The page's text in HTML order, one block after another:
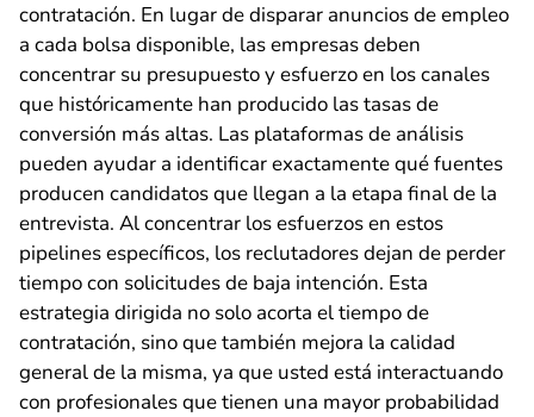
contratación. En lugar de disparar anuncios de empleo
a cada bolsa disponible, las empresas deben
concentrar su presupuesto y esfuerzo en los canales
que históricamente han producido las tasas de
conversión más altas. Las plataformas de análisis
pueden ayudar a identificar exactamente qué fuentes
producen candidatos que llegan a la etapa final de la
entrevista. Al concentrar los esfuerzos en estos
pipelines específicos, los reclutadores dejan de perder
tiempo con solicitudes de baja intención. Esta
estrategia dirigida no solo acorta el tiempo de
contratación, sino que también mejora la calidad
general de la misma, ya que usted está interactuando
con profesionales que tienen una mayor probabilidad